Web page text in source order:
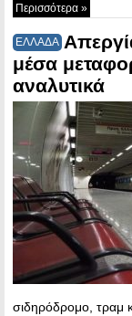
Περισσότερα »
ΕΛΛΑΔΑ
μέσα
αναλυτικά
σιδηρόδρομο, τραμ